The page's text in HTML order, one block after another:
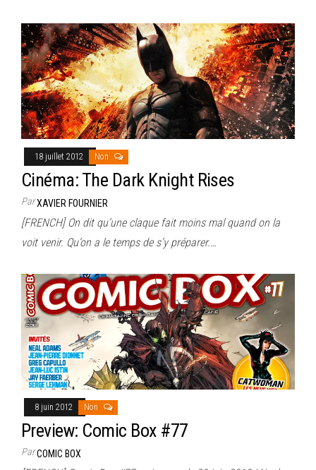
18 juillet 2012 Non
Cinéma: The Dark Knight Rises
ParXAVIER FOURNIER
[FRENCH] On dit qu’une claque fait moins mal quand on la
voit venir. Qu’on a le temps de s’y préparer.…
8 juin 2012 Non
Preview: Comic Box #77
ParCOMIC BOX